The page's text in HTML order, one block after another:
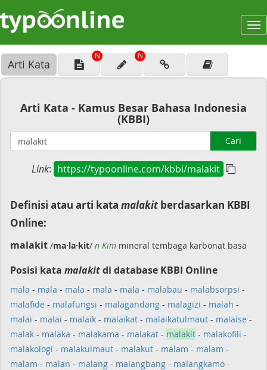
Arti Kata
N N
Arti Kata - Kamus Besar Bahasa Indonesia
(KBBI)
Cari
Link: https://typoonline.com/kbbi/malakit
Definisi atau arti kata malakitberdasarkan KBBI
Online:
malakit /ma·la·kit/ n Kim mineral tembaga karbonat basa
Posisi kata malakitdi database KBBI Online
mala - mala - mala - mala - mala - malabau - malabsorpsi -
malafide - malafungsi - malagandang - malagizi - malah -
malai - malai - malaik - malaikat - malaikatulmaut - malaise -
malak - malaka - malakama - malakat - malakit - malakofili -
malakologi - malakulmaut - malakut - malam - malam -
malam - malan - malang - malangbang - malangkamo -